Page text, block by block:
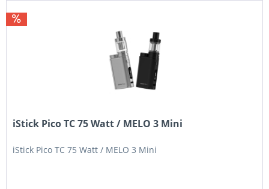
iStick Pico TC 75 Watt / MELO 3 Mini
iStick Pico TC 75 Watt / MELO 3 Mini